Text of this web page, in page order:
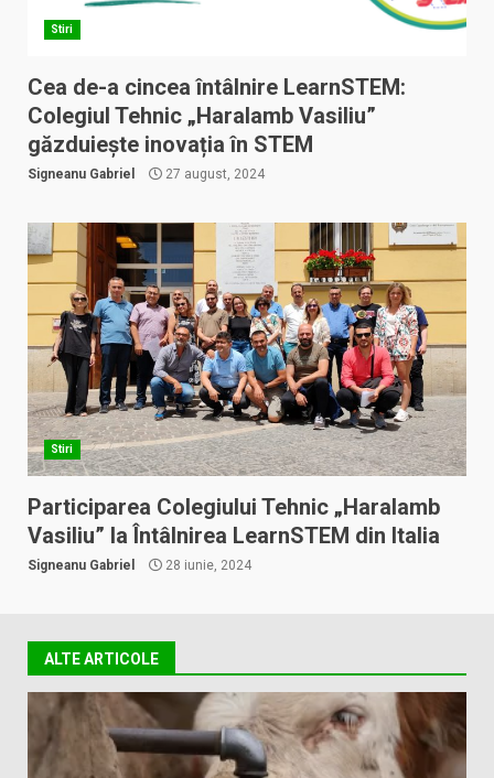
Stiri
Cea de-a cincea întâlnire LearnSTEM:
Colegiul Tehnic „Haralamb Vasiliu”
găzduiește inovația în STEM
Signeanu Gabriel 27 august, 2024
Stiri
Participarea Colegiului Tehnic „Haralamb
Vasiliu” la Întâlnirea LearnSTEM din Italia
Signeanu Gabriel 28 iunie, 2024
ALTE ARTICOLE